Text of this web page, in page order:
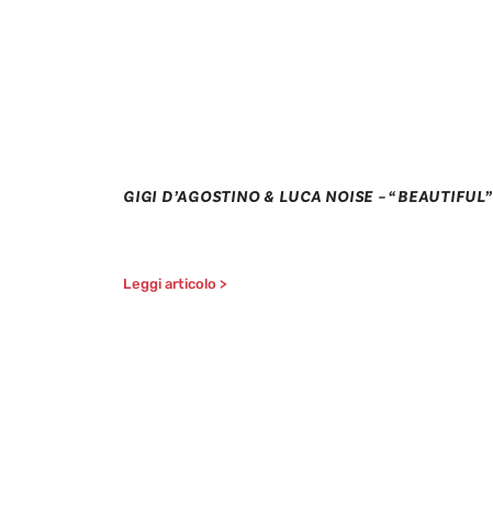
GIGI D’AGOSTINO & LUCA NOISE – “BEAUTIFUL”
Leggi articolo >